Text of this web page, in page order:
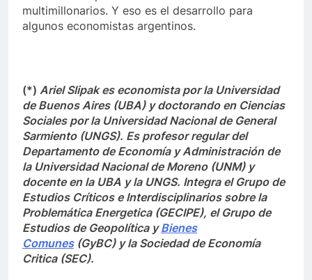
multimillonarios. Y eso es el desarrollo para
algunos economistas argentinos.
(*) Ariel Slipak es economista por la Universidad
de Buenos Aires (UBA) y doctorando en Ciencias
Sociales por la Universidad Nacional de General
Sarmiento (UNGS). Es profesor regular del
Departamento de Economía y Administración de
la Universidad Nacional de Moreno (UNM) y
docente en la UBA y la UNGS. Integra el Grupo de
Estudios Críticos e Interdisciplinarios sobre la
Problemática Energetica (GECIPE), el Grupo de
Estudios de Geopolítica yBienes
Comunes(GyBC) y la Sociedad de Economía
Critica (SEC).